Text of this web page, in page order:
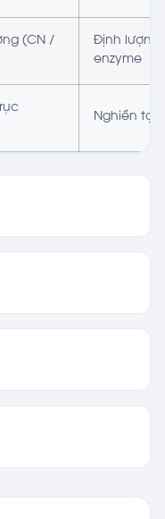
(CN /
Định lượng
enzyme
Nghiền